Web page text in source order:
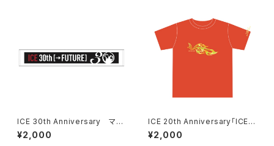
ICE 30th Anniversary マフ
ラータオル ＊ステッカー付き！
¥2,000
ICE 20th Anniversary「ICE A
LIVE」Tシャツ ＊ステッカー付
き！
¥2,000